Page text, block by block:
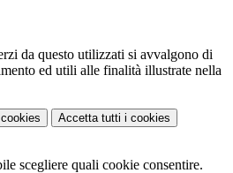
da questo utilizzati si avvalgono di
ed utili alle finalità illustrate nella
Accetta tutti i cookies
scegliere quali cookie consentire.